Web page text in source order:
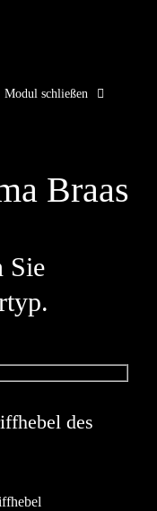
Modul schließen
Braas
Sie
des